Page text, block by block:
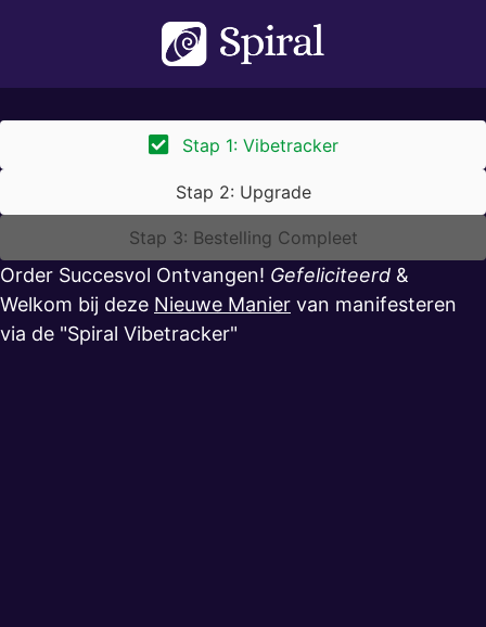
Stap 1: Vibetracker
Stap 2: Upgrade
Stap 3: Bestelling Compleet
Order Succesvol Ontvangen! Gefeliciteerd &
Welkom bij deze Nieuwe Manier van manifesteren
via de "Spiral Vibetracker"